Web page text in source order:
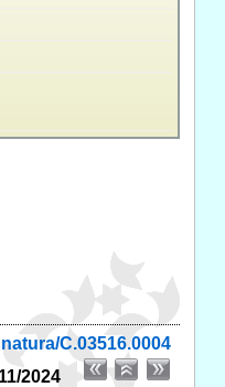
C.03516.0004
11/2024